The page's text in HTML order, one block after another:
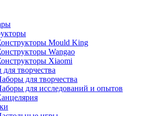
Mould King
Wangao
Xiaomi
творчества
для творчества
для исследований и опытов